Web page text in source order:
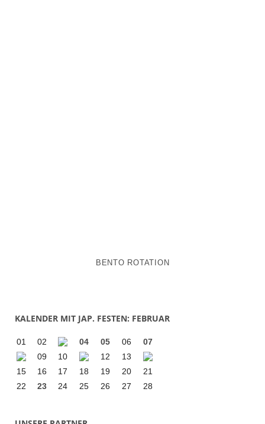
BENTO ROTATION
KALENDER MIT JAP. FESTEN: FEBRUAR
01 02 04 05 06
07
09
10 12
13
15
16 17 18 19 20
21
22
23 24 25 26 27 28